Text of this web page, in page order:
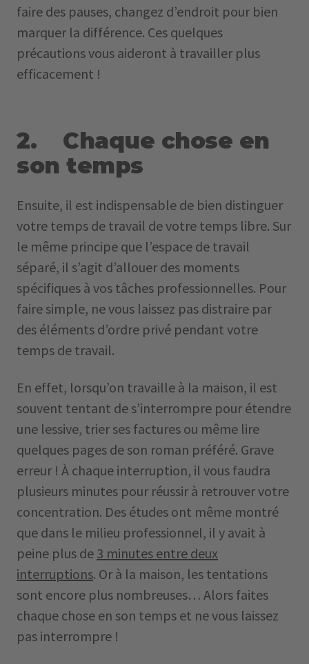
faire des pauses, changez d’endroit pour bien
marquer la différence. Ces quelques
précautions vous aideront à travailler plus
efficacement !
2. Chaque chose en
son temps
Ensuite, il est indispensable de bien distinguer
votre temps de travail de votre temps libre. Sur
le même principe que l’espace de travail
séparé, il s’agit d’allouer des moments
spécifiques à vos tâches professionnelles. Pour
faire simple, ne vous laissez pas distraire par
des éléments d’ordre privé pendant votre
temps de travail.
En effet, lorsqu’on travaille à la maison, il est
souvent tentant de s’interrompre pour étendre
une lessive, trier ses factures ou même lire
quelques pages de son roman préféré. Grave
erreur ! À chaque interruption, il vous faudra
plusieurs minutes pour réussir à retrouver votre
concentration. Des études ont même montré
que dans le milieu professionnel, il y avait à
peine plus de 3 minutes entre deux
interruptions. Or à la maison, les tentations
sont encore plus nombreuses… Alors faites
chaque chose en son temps et ne vous laissez
pas interrompre !